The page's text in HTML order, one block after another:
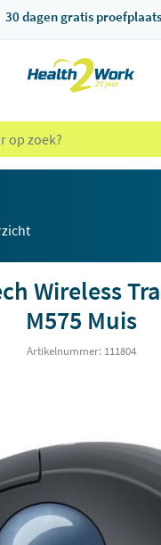
30 dagen gratis
Wireless
M575 Muis
Artikelnummer: 111804